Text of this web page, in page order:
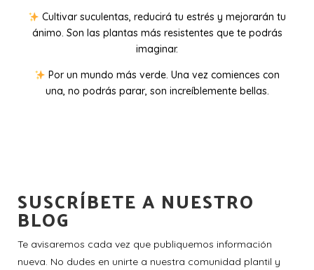
Cultivar suculentas, reducirá tu estrés y mejorarán tu
ánimo. Son las plantas más resistentes que te podrás
imaginar.
Por un mundo más verde. Una vez comiences con
una, no podrás parar, son increíblemente bellas.
SUSCRÍBETE A NUESTRO
BLOG
Te avisaremos cada vez que publiquemos información
nueva. No dudes en unirte a nuestra comunidad plantil y